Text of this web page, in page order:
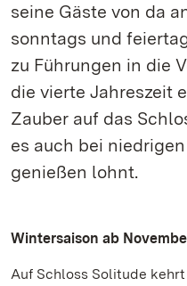
seine Gäste von da
sonntags und
zu Führungen in die
die vierte Jahreszeit
Zauber auf das
es auch bei
genießen lohnt.
Wintersaison ab
Auf Schloss Solitude